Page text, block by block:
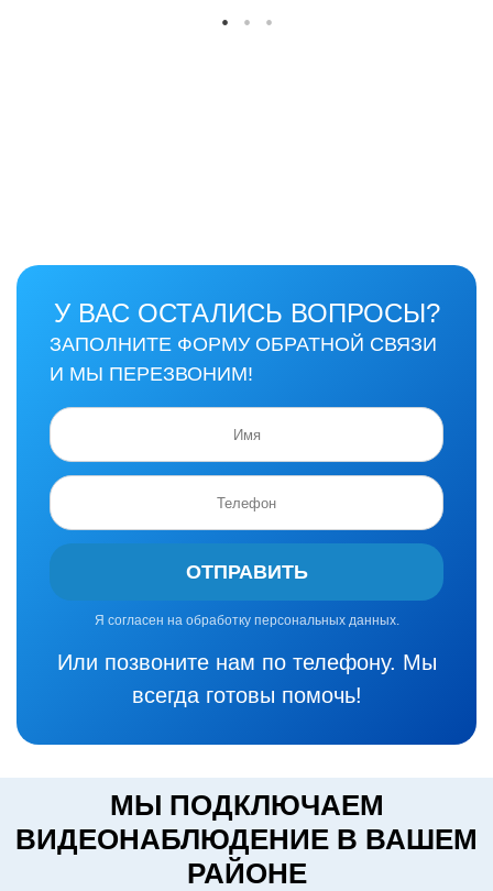
У ВАС ОСТАЛИСЬ ВОПРОСЫ?
ЗАПОЛНИТЕ ФОРМУ ОБРАТНОЙ СВЯЗИ
И МЫ ПЕРЕЗВОНИМ!
ОТПРАВИТЬ
Я согласен на обработку персональных данных.
Или позвоните нам по телефону. Мы
всегда готовы помочь!
МЫ ПОДКЛЮЧАЕМ
ВИДЕОНАБЛЮДЕНИЕ В ВАШЕМ
РАЙОНЕ